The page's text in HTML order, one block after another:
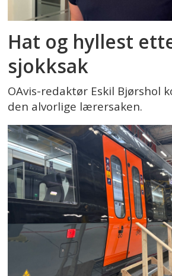
Hat og hyllest
sjokksak
OAvis-redaktør Eskil Bjørshol
den alvorlige lærersaken.